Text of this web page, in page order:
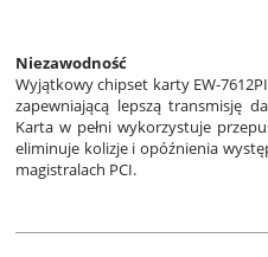
Niezawodność
Wyjątkowy chipset karty EW-
zapewniającą lepszą transmisję
Karta w pełni wykorzystuje
eliminuje kolizje i opóźnienia
magistralach PCI.